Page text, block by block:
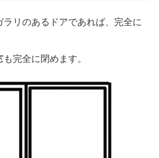
リのあるドアであれば、完全に
完全に閉めます。